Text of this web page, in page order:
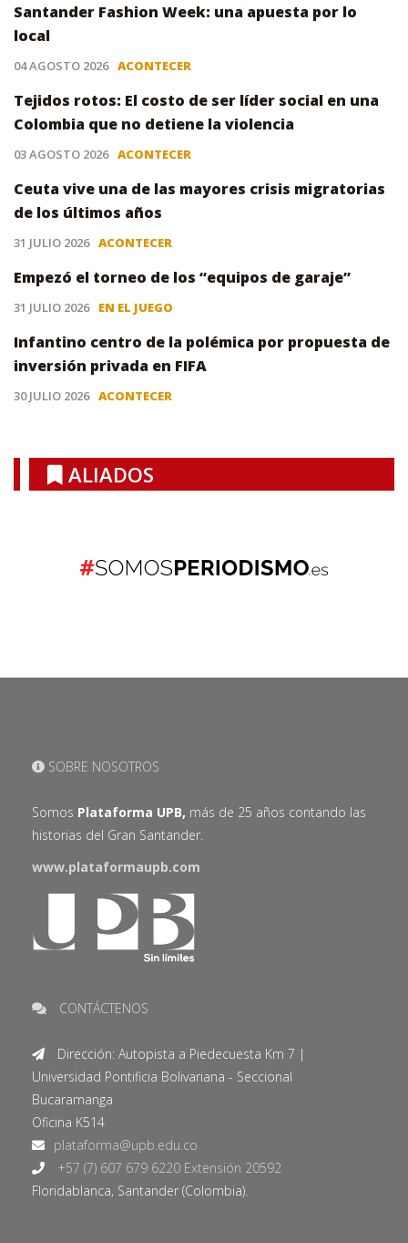
Santander Fashion Week: una apuesta por lo
local
04 AGOSTO 2026 ACONTECER
Tejidos rotos: El costo de ser líder social en una
Colombia que no detiene la violencia
03 AGOSTO 2026 ACONTECER
Ceuta vive una de las mayores crisis migratorias
de los últimos años
31 JULIO 2026 ACONTECER
Empezó el torneo de los “equipos de garaje”
31 JULIO 2026 EN EL JUEGO
Infantino centro de la polémica por propuesta de
inversión privada en FIFA
30 JULIO 2026 ACONTECER
ALIADOS
SOBRE NOSOTROS
Somos Plataforma UPB, más de 25 años contando las
historias del Gran Santander.
www.plataformaupb.com
CONTÁCTENOS
Dirección: Autopista a Piedecuesta Km 7 |
Universidad Pontificia Bolivariana - Seccional
Bucaramanga
Oficina K514
+57 (7) 607 679 6220 Extensión 20592
Floridablanca, Santander (Colombia).